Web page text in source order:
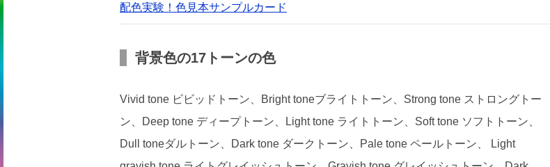
配色実験！色見本サンプルカード
背景色の17トーンの色
Vivid tone ビビッドトーン、Bright toneブライトトーン、Strong tone ストロングトー
ン、Deep tone ディープトーン、Light tone ライトトーン、Soft tone ソフトトーン、
Dull toneダルトーン、Dark tone ダークトーン、Pale tone ペールトーン、 Light